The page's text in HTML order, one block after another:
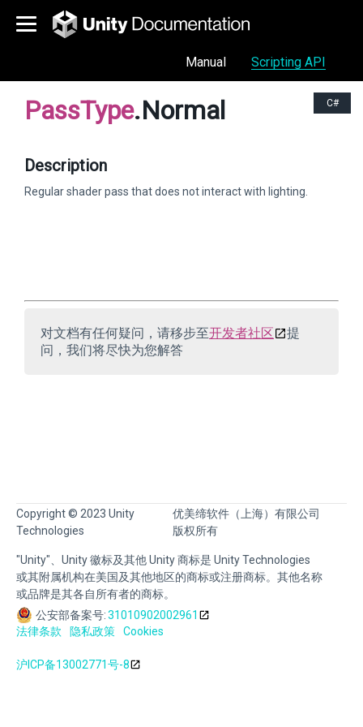
Manual Scripting API
C#
PassType.Normal
Description
Regular shader pass that does not interact with lighting.
对文档有任何疑问，请移步至开发者社区
提
问，我们将尽快为您解答
Copyright © 2023 Unity
Technologies
优美缔软件（上海）有限公司
版权所有
"Unity"、Unity 徽标及其他 Unity 商标是 Unity Technologies
或其附属机构在美国及其他地区的商标或注册商标。其他名称
或品牌是其各自所有者的商标。
公安部备案号:31010902002961
法律条款
隐私政策 Cookies
沪ICP备13002771号-8